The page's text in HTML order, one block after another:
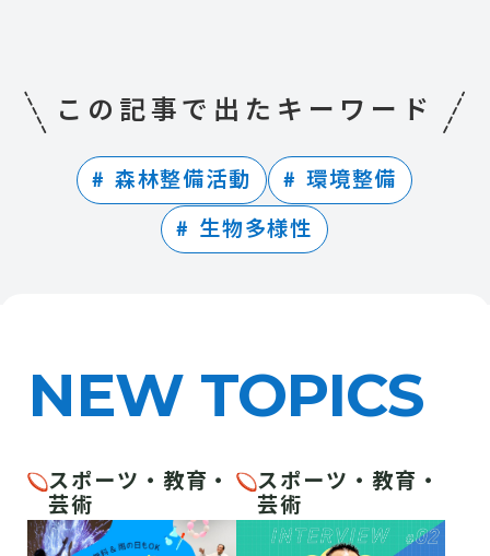
この記事で出たキーワード
森林整備活動 環境整備
生物多様性
NEW TOPICS
スポーツ・教育・
芸術
スポーツ・教育・
芸術